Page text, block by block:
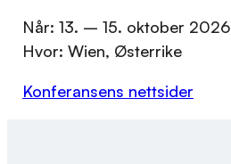
Når: 13. – 15. oktober 2026
Hvor: Wien, Østerrike
Konferansens nettsider